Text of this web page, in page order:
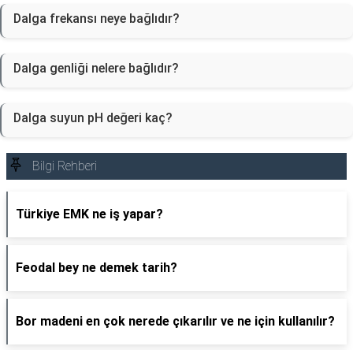
Dalga frekansı neye bağlıdır?
Dalga genliği nelere bağlıdır?
Dalga suyun pH değeri kaç?
Bilgi Rehberi
Türkiye EMK ne iş yapar?
Feodal bey ne demek tarih?
Bor madeni en çok nerede çıkarılır ve ne için kullanılır?